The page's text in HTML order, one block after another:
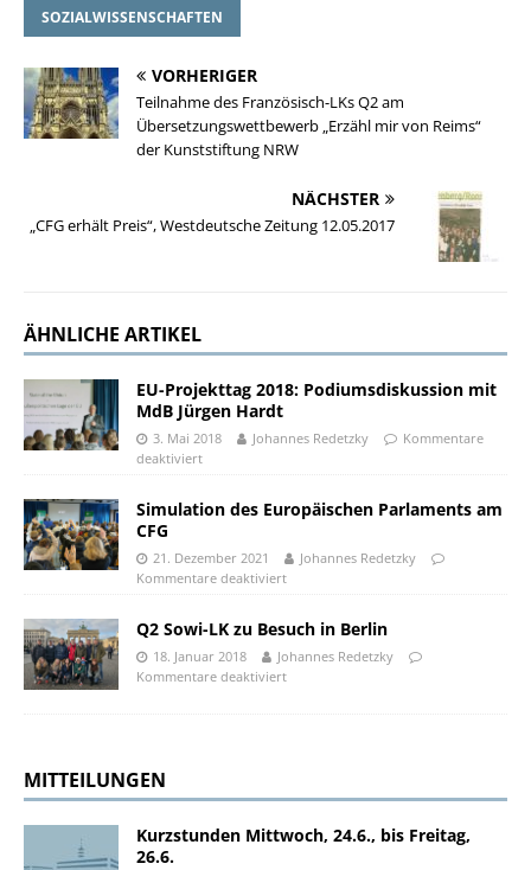
SOZIALWISSENSCHAFTEN
VORHERIGER
Teilnahme des Französisch-LKs Q2 am
Übersetzungswettbewerb „Erzähl mir von Reims“
der Kunststiftung NRW
NÄCHSTER
„CFG erhält Preis“, Westdeutsche Zeitung 12.05.2017
ÄHNLICHE ARTIKEL
EU-Projekttag 2018: Podiumsdiskussion mit
MdB Jürgen Hardt
3. Mai 2018 Johannes Redetzky
Kommentare
deaktiviert
Simulation des Europäischen Parlaments am
CFG
21. Dezember 2021
Johannes Redetzky
Kommentare deaktiviert
Q2 Sowi-LK zu Besuch in Berlin
18. Januar 2018
Johannes Redetzky
Kommentare deaktiviert
MITTEILUNGEN
Kurzstunden Mittwoch, 24.6., bis Freitag,
26.6.